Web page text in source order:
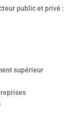
public et privé :
supérieur